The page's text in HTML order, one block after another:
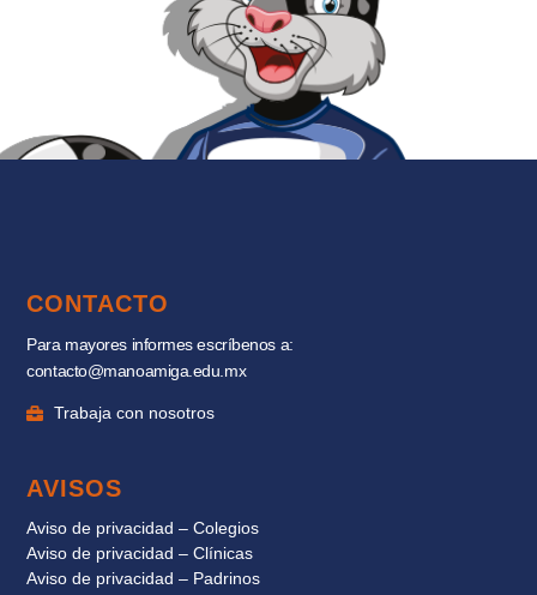
CONTACTO
Para mayores informes escríbenos a:
contacto@manoamiga.edu.mx
Trabaja con nosotros
AVISOS
Aviso de privacidad – Colegios
Aviso de privacidad – Clínicas
Aviso de privacidad – Padrinos